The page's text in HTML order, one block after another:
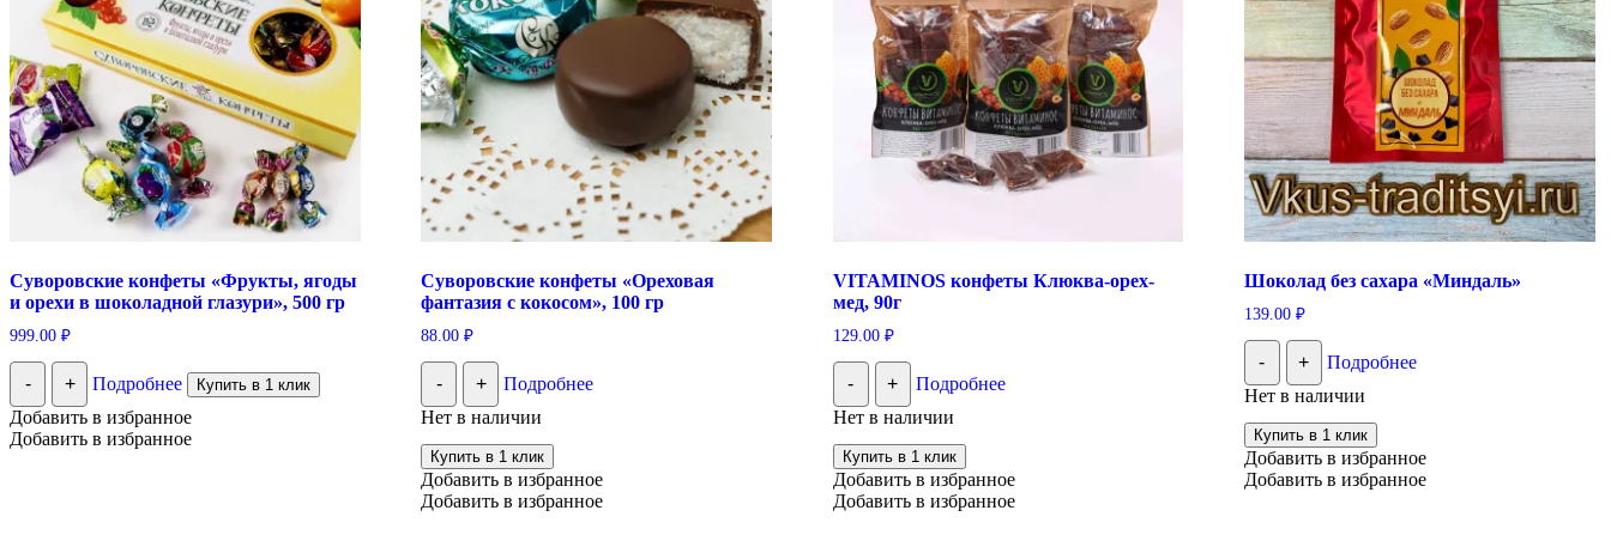
Суворовские конфеты «Фрукты, ягоды
и орехи в шоколадной глазури», 500 гр
999.00 ₽
- + Подробнее Купить в 1 клик
Добавить в избранное
Добавить в избранное
Суворовские конфеты «Ореховая
фантазия с кокосом», 100 гр
88.00₽
- +
Подробнее
Нет в наличии
Купить в 1 клик
Добавить в избранное
Добавить в избранное
VITAMINOS конфеты Клюква-орех-
мед, 90г
129.00 ₽
- +
Подробнее
Нет в наличии
Купить в 1 клик
Добавить в избранное
Добавить в избранное
Шоколад без сахара «Миндаль»
139.00 ₽
- +
Подробнее
Нет в наличии
Купить в 1 клик
Добавить в избранное
Добавить в избранное